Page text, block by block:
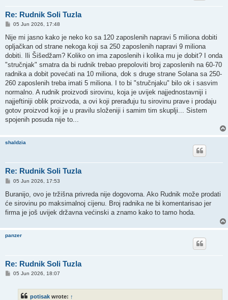
Re: Rudnik Soli Tuzla
P
s
t
05 Jun 2026, 17:48
Nije mi jasno kako je neko ko sa 120 zaposlenih napravi 5 miliona dobiti
opljačkan od strane nekoga koji sa 250 zaposlenih napravi 9 miliona
dobiti. Ili Šišedžam? Koliko on ima zaposlenih i kolika mu je dobit? I onda
"stručnjak" smatra da bi rudnik trebao prepoloviti broj zaposlenih na 60-70
radnika a dobit povećati na 10 miliona, dok s druge strane Solana sa 250-
260 zaposlenih treba imati 5 miliona. I to bi "stručnjaku" bilo ok i sasvim
normalno. A rudnik proizvodi sirovinu, koja je uvijek najjednostavniji i
najjeftiniji oblik proizvoda, a ovi koji prerađuju tu sirovinu prave i prodaju
gotov proizvod koji je u pravilu složeniji i samim tim skuplji... Sistem
spojenih posuda nije to...
shaldzia
Re: Rudnik Soli Tuzla
P
s
05 Jun 2026, 17:53
Buranijo, ovo je tržišna privreda nije dogovorna. Ako Rudnik može prodati
će sirovinu po maksimalnoj cijenu. Broj radnika ne bi komentarisao jer
firma je još uvijek državna većinski a znamo kako to tamo hoda.
panzer
Re: Rudnik Soli Tuzla
P05 Jun 2026, 18:07
potisak wrote: ↑